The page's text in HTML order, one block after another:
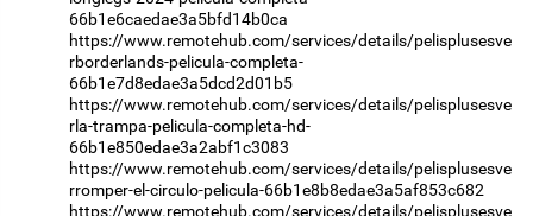
66b1e6caedae3a5bfd14b0ca
https://www.remotehub.com/services/details/pelisplusesve
rborderlands-pelicula-completa-
66b1e7d8edae3a5dcd2d01b5
https://www.remotehub.com/services/details/pelisplusesve
rla-trampa-pelicula-completa-hd-
66b1e850edae3a2abf1c3083
https://www.remotehub.com/services/details/pelisplusesve
rromper-el-circulo-pelicula-66b1e8b8edae3a5af853c682
https://www.remotehub.com/services/details/pelisplusesve